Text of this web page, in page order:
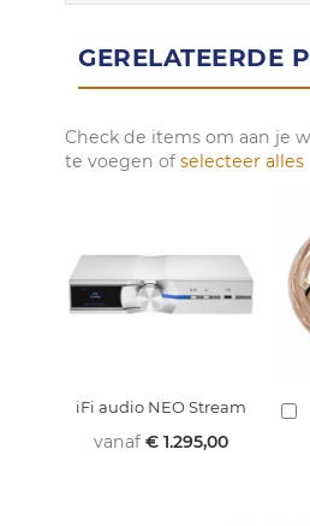
GERELATEERDE
Check de items om aan je
te voegen of selecteer alles
iFi audio NEO Stream
vanaf € 1.295,00